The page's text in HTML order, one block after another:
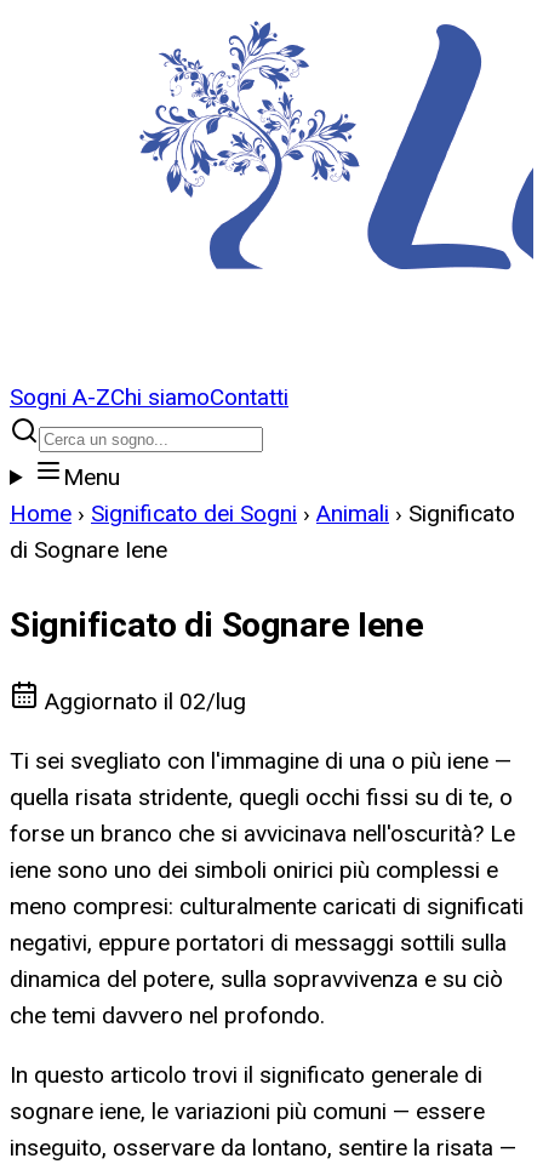
Sogni A-ZChi siamoContatti
Menu
Home › Significato dei Sogni › Animali › Significato
di Sognare Iene
Significato di Sognare Iene
Aggiornato il 02/lug
Ti sei svegliato con l'immagine di una o più iene —
quella risata stridente, quegli occhi fissi su di te, o
forse un branco che si avvicinava nell'oscurità? Le
iene sono uno dei simboli onirici più complessi e
meno compresi: culturalmente caricati di significati
negativi, eppure portatori di messaggi sottili sulla
dinamica del potere, sulla sopravvivenza e su ciò
che temi davvero nel profondo.
In questo articolo trovi il significato generale di
sognare iene, le variazioni più comuni — essere
inseguito, osservare da lontano, sentire la risata —